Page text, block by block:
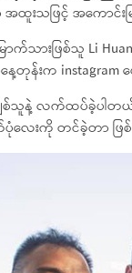
အထူးသဖြင့် အကောင်း
ြောက်သားဖြစ်သူ Li
တုန်းက instagram
ျစ်သူနဲ့ လက်ထပ်ခဲ့ပါတ
ပုံလေးကို တင်ခဲ့တာ ဖြ